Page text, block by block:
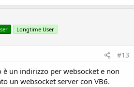
Longtime User
#13
è un indirizzo per websocket e non
un websocket server con VB6.